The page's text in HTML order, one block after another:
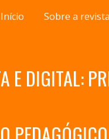
Início Sobre a revista
E DIGITAL: